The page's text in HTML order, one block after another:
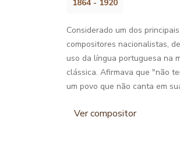
1864 - 1920
Considerado um dos principais
compositores nacionalistas,
uso da língua portuguesa na
clássica. Afirmava que "não
um povo que não canta em
Ver compositor